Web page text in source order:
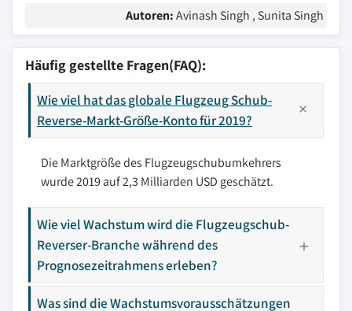
Autoren:Avinash Singh , Sunita Singh
Häufig gestellte Fragen(FAQ):
Wie viel hat das globale Flugzeug Schub-
Reverse-Markt-Größe-Konto für 2019?
Die Marktgröße des Flugzeugschubumkehrers
wurde 2019 auf 2,3 Milliarden USD geschätzt.
Wie viel Wachstum wird die Flugzeugschub-
Reverser-Branche während des
Prognosezeitrahmens erleben?
Was sind die Wachstumsvorausschätzungen